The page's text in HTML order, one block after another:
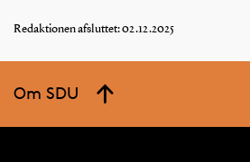
Redaktionen afsluttet: 02.12.2025
Om SDU